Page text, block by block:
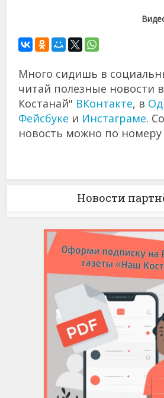
Много сидишь в
читай полезные новости
Костанай" ВКонтакте, в
Фейсбуке и Инстаграме.
новость можно по номеру
Новости